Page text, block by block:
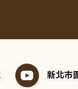
新北市